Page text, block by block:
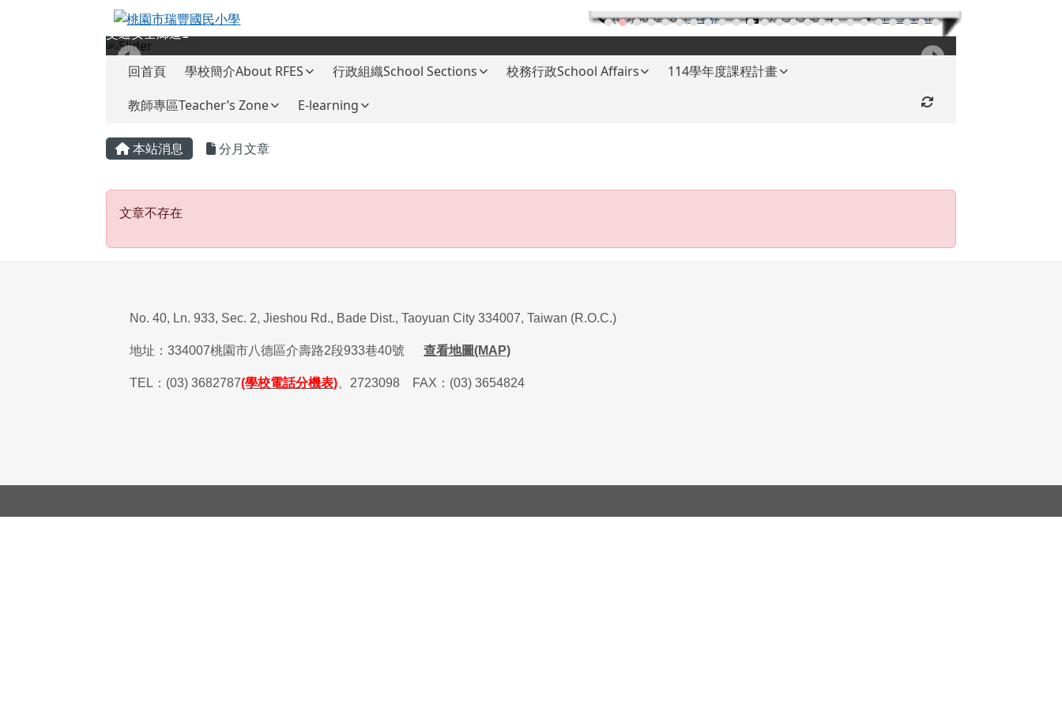
桃園市瑞豐國民小學 (03)3682787(分機) (03)3654824 RFES-MAP
交通安全廊道1
回首頁 學校簡介About RFES 行政組織School Sections 校務行政School Affairs
114學年度課程計畫
教師專區Teacher’s Zone
E-learning 重新取得佈景設定
主內容區域
本站消息 分月文章
文章不存在
文章不存在
No. 40, Ln. 933, Sec. 2, Jieshou Rd., Bade Dist., Taoyuan City 334007, Taiwan (R.O.C.)
地址：334007桃園市八德區介壽路2段933巷40號 查看地圖(MAP)
TEL ： (03) 3682787(學校電話分機表) 2723098 FAX ： (03) 3654824